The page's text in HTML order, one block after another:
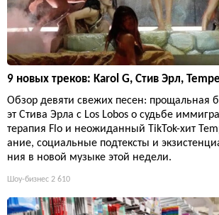
9 новых треков: Karol G, Стив Эрл,
Обзор девяти свежих песен: прощальная
эт Стива Эрла с Los Lobos о судьбе
терапия Flo и неожиданный TikTok-хит
ание, социальные подтексты и
ния в новой музыке этой недели.
Шоу-бизнес 2 610